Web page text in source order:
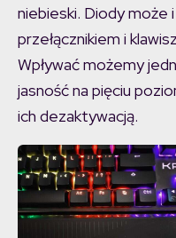
niebieski. Diody może
przełącznikiem i
Wpływać możemy
jasność na pięciu
ich dezaktywacją.